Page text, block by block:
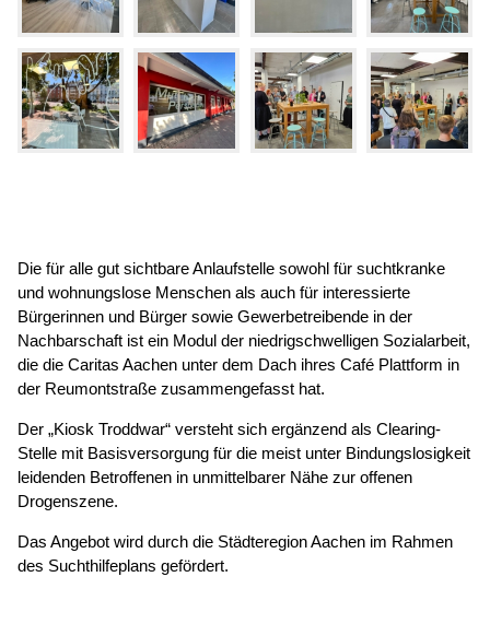
Die für alle gut sichtbare Anlaufstelle sowohl für suchtkranke
und wohnungslose Menschen als auch für interessierte
Bürgerinnen und Bürger sowie Gewerbetreibende in der
Nachbarschaft ist ein Modul der niedrigschwelligen Sozialarbeit,
die die Caritas Aachen unter dem Dach ihres Café Plattform in
der Reumontstraße zusammengefasst hat.
Der „Kiosk Troddwar“ versteht sich ergänzend als Clearing-
Stelle mit Basisversorgung für die meist unter Bindungslosigkeit
leidenden Betroffenen in unmittelbarer Nähe zur offenen
Drogenszene.
Das Angebot wird durch die Städteregion Aachen im Rahmen
des Suchthilfeplans gefördert.